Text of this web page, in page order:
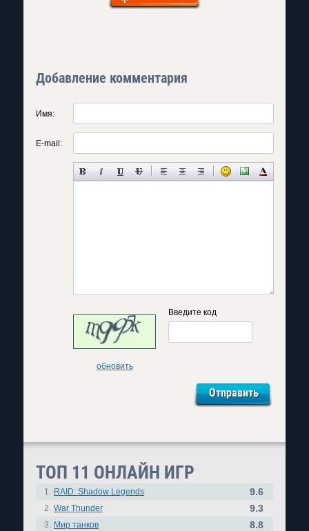
Добавление комментария
Имя:
E-mail:
обновить
Введите код
ТОП 11 ОНЛАЙН ИГР
1. RAID: Shadow Legends 9.6
2. War Thunder 9.3
3. Мир танков 8.8